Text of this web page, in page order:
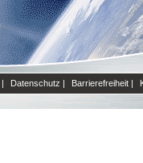
| Datenschutz | Barrierefreiheit |